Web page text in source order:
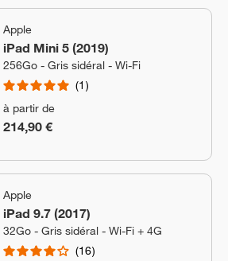
Apple
iPad Mini 5 (2019)
256Go - Gris sidéral - Wi-Fi
1
à partir de
214,90 €
Apple
iPad 9.7 (2017)
32Go - Gris sidéral - Wi-Fi + 4G
16